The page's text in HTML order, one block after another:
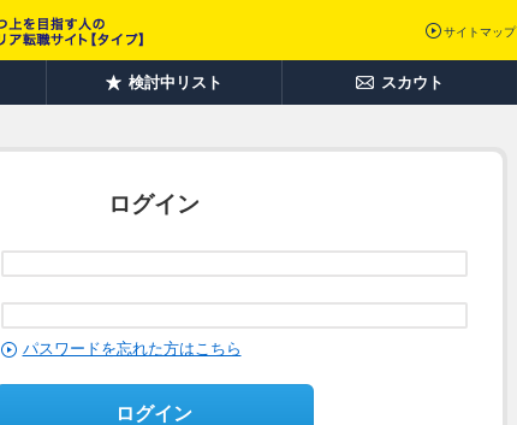
サイトマップ
検討中リスト スカウト
ログイン
パスワードを忘れた方はこちら
ログイン